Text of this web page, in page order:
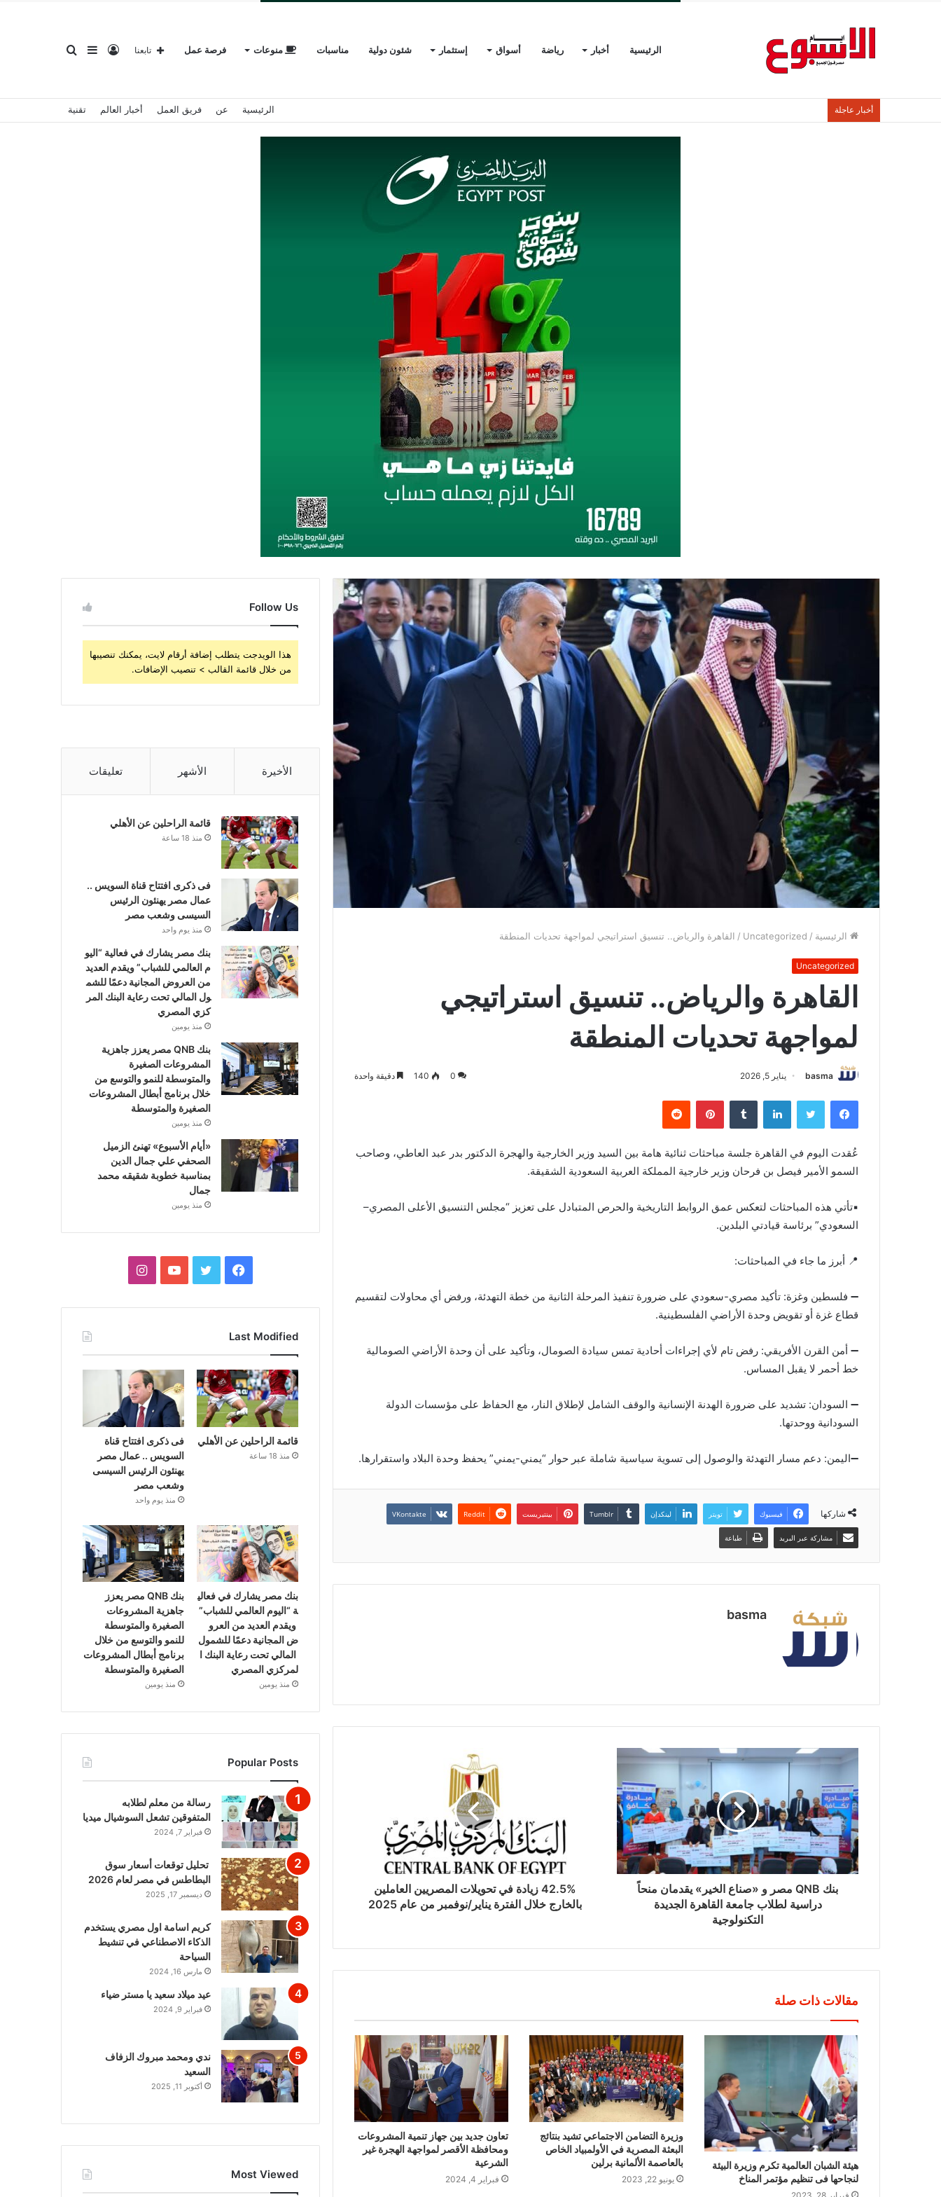
الرئيسية أخبار رياضة أسواق إستثمار شئون دولية مناسبات منوعات فرصة عمل بحثإضافةتسجيل تابعنا
أخبار عاجلة الرئيسية عن فريق العمل أخبار العالم تقنية
الرئيسية /
Uncategorized
/ القاهرة والرياض.. تنسيق استراتيجي لمواجهة تحديات المنطقة
Uncategorized
القاهرة والرياض.. تنسيق استراتيجي
لمواجهة تحديات المنطقة
basma يناير 5, 2026 0
140 دقيقة واحدة
فيسبوك تويتر لينكدإن بينتيريست
عُقدت اليوم في القاهرة جلسة مباحثات ثنائية هامة بين السيد وزير الخارجية والهجرة الدكتور بدر عبد العاطي، وصاحب
السمو الأمير فيصل بن فرحان وزير خارجية المملكة العربية السعودية الشقيقة.
▪️تأتي هذه المباحثات لتعكس عمق الروابط التاريخية والحرص المتبادل على تعزيز “مجلس التنسيق الأعلى المصري–
السعودي” برئاسة قيادتي البلدين.
📍 أبرز ما جاء في المباحثات:
➖️ فلسطين وغزة: تأكيد مصري-سعودي على ضرورة تنفيذ المرحلة الثانية من خطة التهدئة، ورفض أي محاولات لتقسيم
قطاع غزة أو تقويض وحدة الأراضي الفلسطينية.
➖️ أمن القرن الأفريقي: رفض تام لأي إجراءات أحادية تمس سيادة الصومال، وتأكيد على أن وحدة الأراضي الصومالية
خط أحمر لا يقبل المساس.
➖️ السودان: تشديد على ضرورة الهدنة الإنسانية والوقف الشامل لإطلاق النار، مع الحفاظ على مؤسسات الدولة
السودانية ووحدتها.
➖️اليمن: دعم مسار التهدئة والوصول إلى تسوية سياسية شاملة عبر حوار “يمني-يمني” يحفظ وحدة البلاد واستقرارها.
شاركها فيسبوك تويتر لينكدإن بينتيريست
مشاركة عبر البريد طباعة
basma
بنك QNB مصر و «صناع الخير» يقدمان منحاً
دراسية لطلاب جامعة القاهرة الجديدة
التكنولوجية
42.5% زيادة في تحويلات المصريين العاملين
بالخارج خلال الفترة يناير/نوفمبر من عام 2025
مقالات ذات صلة
هيئة الشبان العالمية تكرم وزيرة البيئة
لنجاحها فى تنظيم مؤتمر المناخ
وزيرة التضامن الاجتماعي تشيد بنتائج
البعثة المصرية في الأولمبياد الخاص
بالعاصمة الألمانية برلين
يونيو 22, 2023
تعاون جديد بين جهاز تنمية المشروعات
ومحافظة الأقصر لمواجهة الهجرة غير
الشرعية
فبراير 4, 2024
Follow Us
هذا الويدجت يتطلب إضافة أرقام لايت، يمكنك تنصيبها
من خلال قائمة القالب > تنصيب الإضافات.
الأخيرة الأشهر تعليقات
قائمة الراحلين عن الأهلي
منذ 18 ساعة
فى ذكرى افتتاح قناة السويس ..
عمال مصر يهنئون الرئيس
السيسى وشعب مصر
منذ يوم واحد
بنك مصر يشارك في فعالية “اليو
م العالمي للشباب” ويقدم العديد
من العروض المجانية دعمًا للشم
ول المالي تحت رعاية البنك المر
كزي المصري
منذ يومين
بنك QNB مصر يعزز جاهزية
المشروعات الصغيرة
والمتوسطة للنمو والتوسع من
خلال برنامج أبطال المشروعات
الصغيرة والمتوسطة
منذ يومين
«أيام الأسبوع» تهنئ الزميل
الصحفي علي جمال الدين
بمناسبة خطوبة شقيقه محمد
جمال
منذ يومين
فيسبوكتويتر يوتيوبانستقرام
Last Modified
قائمة الراحلين عن الأهلي
منذ 18 ساعة
فى ذكرى افتتاح قناة
السويس .. عمال مصر
يهنئون الرئيس السيسى
وشعب مصر
منذ يوم واحد
بنك مصر يشارك في فعالي
ة “اليوم العالمي للشباب”
ويقدم العديد من العرو
ض المجانية دعمًا للشمول
المالي تحت رعاية البنك ا
لمركزي المصري
منذ يومين
بنك QNB مصر يعزز
جاهزية المشروعات
الصغيرة والمتوسطة
للنمو والتوسع من خلال
برنامج أبطال المشروعات
الصغيرة والمتوسطة
منذ يومين
Popular Posts
رسالة من معلم لطلابه
المتفوقين تشعل السوشيال ميديا
فبراير 7, 2024
تحليل توقعات أسعار سوق
البطاطس في مصر لعام 2026
ديسمبر 17, 2025
كريم اسامة اول مصري يستخدم
الذكاء الاصطناعي في تنشيط
السياحة
مارس 16, 2024
عيد ميلاد سعيد يا مستر ضياء
فبراير 9, 2024
ندي ومحمد مبروك الزفاف
السعيد
أكتوبر 11, 2025
Most Viewed